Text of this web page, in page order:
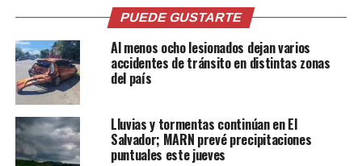
armas de fuego. Según la institución, será entregado a
las autoridades salvadoreñas en la frontera de Jutiapa.
Las autoridades guatemaltecas detallaron que entre
enero de 2024 y el 10 de junio de 2026 han detenido a un
total de 303 pandilleros salvadoreños.
PUEDE GUSTARTE
Al menos ocho lesionados dejan varios
accidentes de tránsito en distintas zonas
del país
Lluvias y tormentas continúan en El
Salvador; MARN prevé precipitaciones
puntuales este jueves